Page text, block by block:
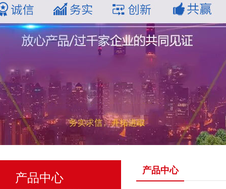
产品中心
产品中心